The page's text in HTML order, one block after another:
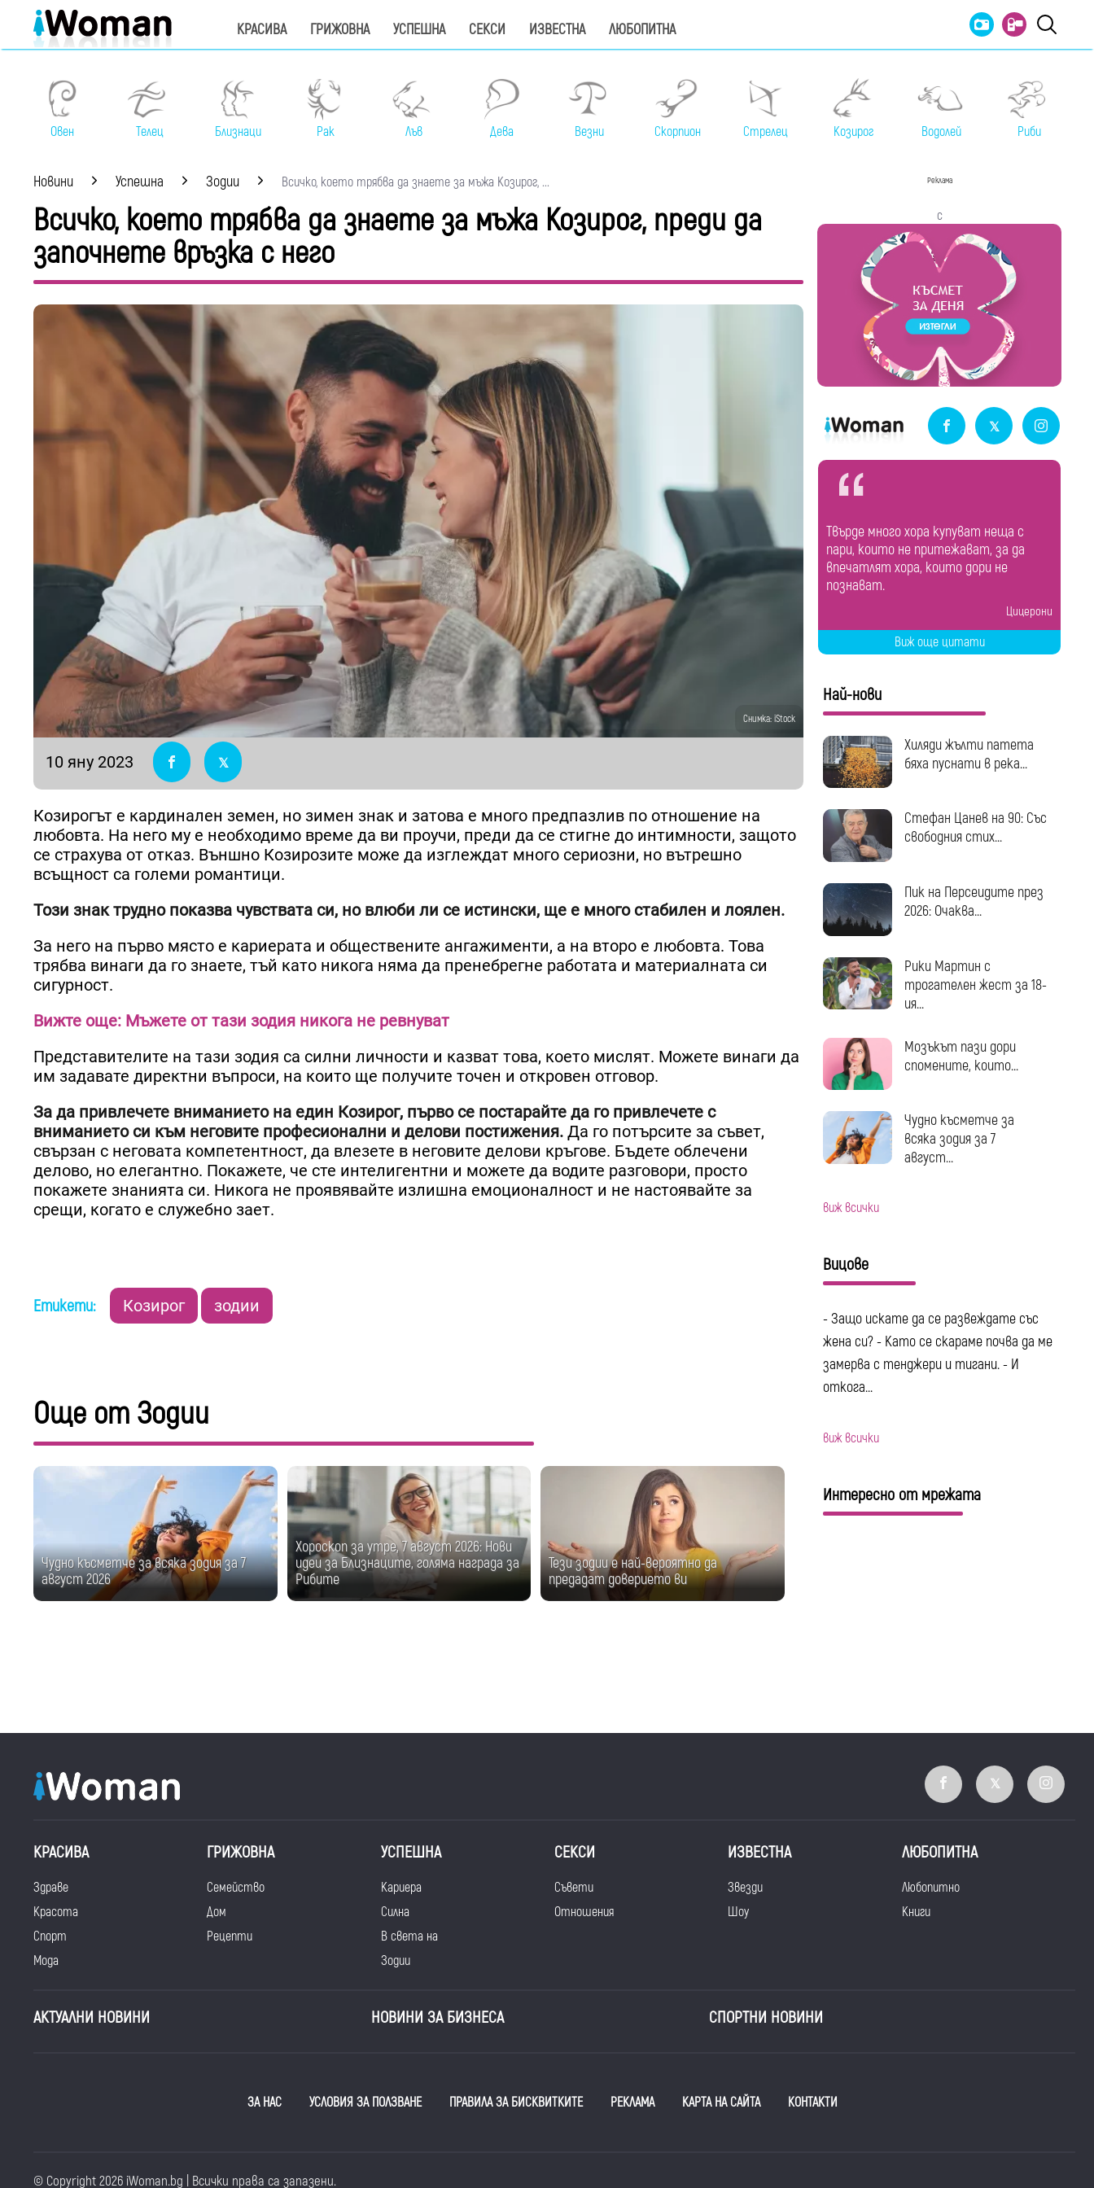
КРАСИВА ГРИЖОВНА УСПЕШНА СЕКСИ ИЗВЕСТНА ЛЮБОПИТНА
Овен Телец Близнаци Рак Лъв Дева Везни Скорпион Стрелец Козирог Водолей Риби
Новини Успешна Зодии Всичко, което трябва да знаете за мъжа Козирог, ...
Всичко, което трябва да знаете за мъжа Козирог, преди да
започнете връзка с него
Снимка: iStock
10 яну 2023
Козирогът е кардинален земен, но зимен знак и затова е много предпазлив по отношение на
любовта. На него му е необходимо време да ви проучи, преди да се стигне до интимности, защото
се страхува от отказ. Външно Козирозите може да изглеждат много сериозни, но вътрешно
всъщност са големи романтици.
Този знак трудно показва чувствата си, но влюби ли се истински, ще е много стабилен и лоялен.
За него на първо място е кариерата и обществените ангажименти, а на второ е любовта. Това
трябва винаги да го знаете, тъй като никога няма да пренебрегне работата и материалната си
сигурност.
Вижте още: Мъжете от тази зодия никога не ревнуват
Представителите на тази зодия са силни личности и казват това, което мислят. Можете винаги да
им задавате директни въпроси, на които ще получите точен и откровен отговор.
За да привлечете вниманието на един Козирог, първо се постарайте да го привлечете с
вниманието си към неговите професионални и делови постижения. Да го потърсите за съвет,
свързан с неговата компетентност, да влезете в неговите делови кръгове. Бъдете облечени
делово, но елегантно. Покажете, че сте интелигентни и можете да водите разговори, просто
покажете знанията си. Никога не проявявайте излишна емоционалност и не настоявайте за
срещи, когато е служебно зает.
Етикети: Козирог зодии
Още от Зодии
Чудно късметче за всяка зодия за 7
август 2026
Хороскоп за утре, 7 август 2026: Нови
идеи за Близнаците, голяма награда за
Рибите
Тези зодии е най-вероятно да
предадат доверието ви
Реклама
с
Твърде много хора купуват неща с
пари, които не притежават, за да
впечатлят хора, които дори не
познават.
Цицерони
Виж още цитати
Най-нови
Хиляди жълти патета
бяха пуснати в река...
Стефан Цанев на 90: Със
свободния стих...
Пик на Персеидите през
2026: Очаква...
Рики Мартин с
трогателен жест за 18-
ия...
Мозъкът пази дори
спомените, които...
Чудно късметче за
всяка зодия за 7
август...
виж всички
Вицове
- Защо искате да се развеждате със
жена си? - Като се скараме почва да ме
замерва с тенджери и тигани. - И
откога...
виж всички
Интересно от мрежата
КРАСИВА
Здраве
Красота
Спорт
Мода
ГРИЖОВНА
Семейство
Дом
Рецепти
УСПЕШНА
Кариера
Силна
В света на
Зодии
СЕКСИ
Съвети
Отношения
ИЗВЕСТНА
Звезди
Шоу
ЛЮБОПИТНА
Любопитно
Книги
АКТУАЛНИ НОВИНИ НОВИНИ ЗА БИЗНЕСА СПОРТНИ НОВИНИ
ЗА НАС УСЛОВИЯ ЗА ПОЛЗВАНЕ ПРАВИЛА ЗА БИСКВИТКИТЕ РЕКЛАМА КАРТА НА САЙТА КОНТАКТИ
© Copyright 2026 iWoman.bg | Всички права са запазени.